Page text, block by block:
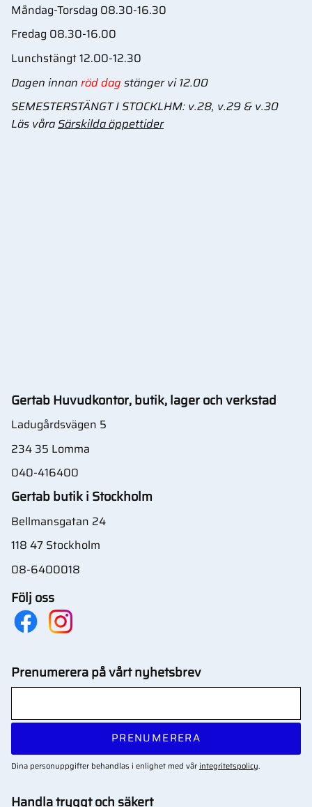
Måndag-Torsdag 08.30-16.30
Fredag 08.30-16.00
Lunchstängt 12.00-12.30
Dagen innan röd dag stänger vi 12.00
SEMESTERSTÄNGT I STOCKLHM: v.28, v.29 & v.30
Läs våraSärskilda öppettider
Gertab Huvudkontor, butik, lager och verkstad
Ladugårdsvägen 5
234 35 Lomma
040-416400
Gertab butik i Stockholm
Bellmansgatan 24
118 47 Stockholm
08-6400018
Följ oss
Prenumerera på vårt nyhetsbrev
PRENUMERERA
Dina personuppgifter behandlas i enlighet med vår integritetspolicy.
Handla tryggt och säkert